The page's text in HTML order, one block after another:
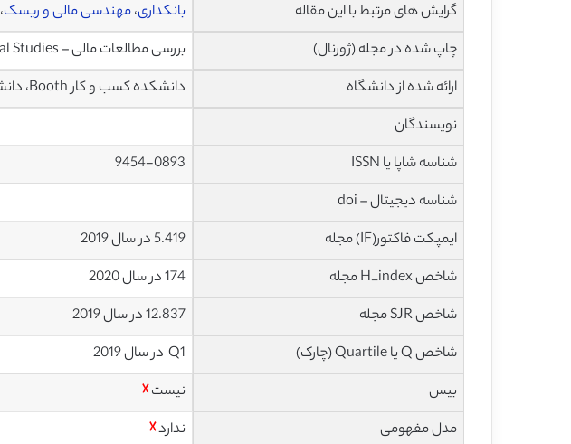
گرایش های مرتبط با این مقاله
بانکداری،مهندسی مالی و ریسک،
چاپ شده در مجله (ژورنال)
بررسی مطالعات مالی – The Review of Financial Studies
ارائه شده از دانشگاه
دانشکده کسب و کار Booth، دانشگاه شیکاگو
نویسندگان
شناسه شاپا یا ISSN
9454-0893
شناسه دیجیتال – doi
ایمپکت فاکتور(IF) مجله
5.419 در سال 2019
شاخص H_index مجله
174 در سال 2020
شاخص SJR مجله
12.837 در سال 2019
شاخص Q یا Quartile (چارک)
Q1 در سال 2019
بیس
نیست☓
مدل مفهومی
ندارد☓